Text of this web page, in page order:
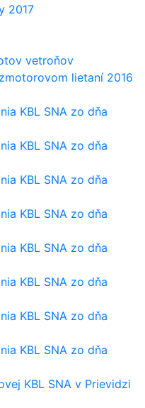
2017
vetroňov
lietaní 2016
KBL SNA zo dňa
KBL SNA zo dňa
KBL SNA zo dňa
KBL SNA zo dňa
KBL SNA zo dňa
KBL SNA zo dňa
KBL SNA zo dňa
KBL SNA zo dňa
KBL SNA v Prievidzi